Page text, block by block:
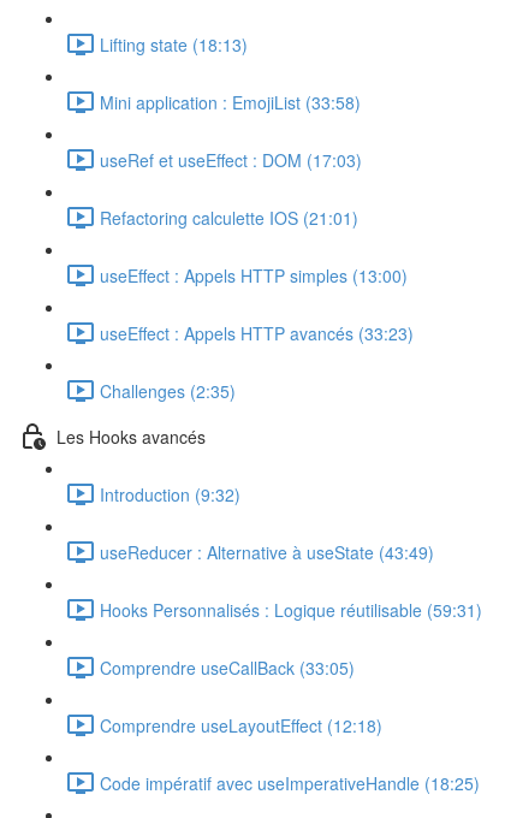
Lifting state (18:13)
Mini application : EmojiList (33:58)
useRef et useEffect : DOM (17:03)
Refactoring calculette IOS (21:01)
useEffect : Appels HTTP simples (13:00)
useEffect : Appels HTTP avancés (33:23)
Challenges (2:35)
Les Hooks avancés
Introduction (9:32)
useReducer : Alternative à useState (43:49)
Hooks Personnalisés : Logique réutilisable (59:31)
Comprendre useCallBack (33:05)
Comprendre useLayoutEffect (12:18)
Code impératif avec useImperativeHandle (18:25)